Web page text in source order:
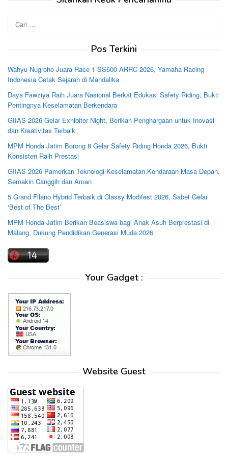
untuk:
Pos Terkini
Wahyu Nugroho Juara Race 1 SS600 ARRC 2026, Yamaha Racing
Indonesia Cetak Sejarah di Mandalika
Daya Fawziya Raih Juara Nasional Berkat Edukasi Safety Riding, Bukti
Pentingnya Keselamatan Berkendara
GIIAS 2026 Gelar Exhibitor Night, Berikan Penghargaan untuk Inovasi
dan Kreativitas Terbaik
MPM Honda Jatim Borong 8 Gelar Safety Riding Honda 2026, Bukti
Konsisten Raih Prestasi
GIIAS 2026 Pamerkan Teknologi Keselamatan Kendaraan Masa Depan,
Semakin Canggih dan Aman
5 Grand Filano Hybrid Terbaik di Classy Modifest 2026, Sabet Gelar
‘Best of The Best’
MPM Honda Jatim Berikan Beasiswa bagi Anak Asuh Berprestasi di
Malang, Dukung Pendidikan Generasi Muda 2026
Your Gadget :
Website Guest